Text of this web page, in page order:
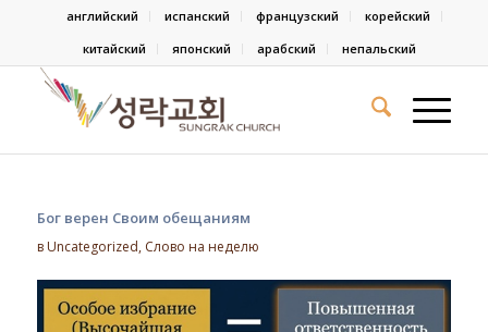
английский испанский французский
корейский
китайский
японский арабский непальский
Бог верен Своим обещаниям
в Uncategorized, Слово на неделю